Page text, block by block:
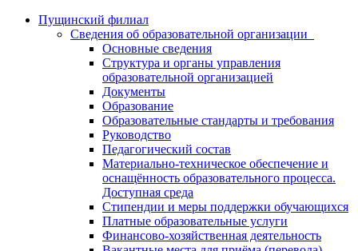
Пущинский филиал
Сведения об образовательной организации
Основные сведения
Структура и органы управления
образовательной организацией
Документы
Образование
Образовательные стандарты и требования
Руководство
Педагогический состав
Материально-техническое обеспечение и
оснащённость образовательного процесса.
Доступная среда
Стипендии и меры поддержки обучающихся
Платные образовательные услуги
Финансово-хозяйственная деятельность